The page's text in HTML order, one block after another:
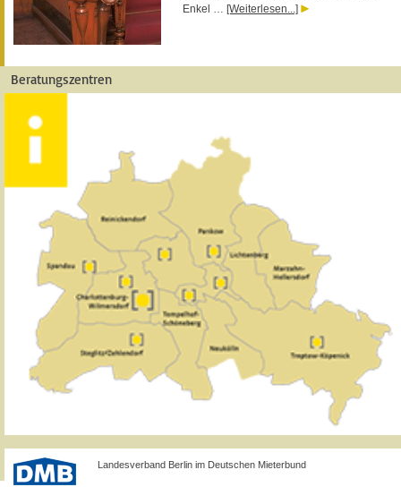
Enkel … [Weiterlesen...]
Beratungszentren
Landesverband Berlin im Deutschen Mieterbund